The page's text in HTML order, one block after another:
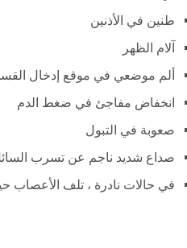
طنين في الأذنين
آلام الظهر
ألم موضعي في موقع إدخال
انخفاض مفاجئ في ضغط الدم
صعوبة في التبول
صداع شديد ناجم عن تسرب
في حالات نادرة ، تلف الأعصاب